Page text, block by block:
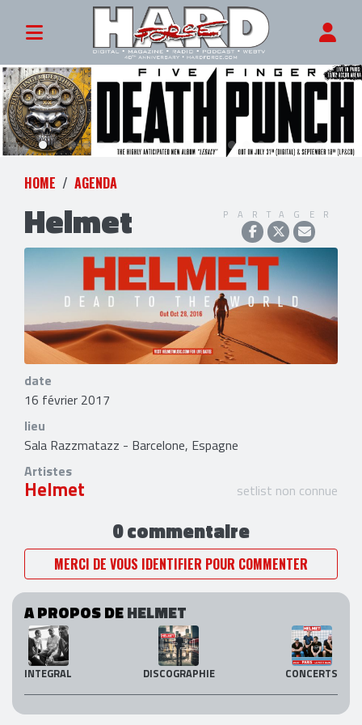
HOME AGENDA
Helmet PARTAGER
date
16 février 2017
lieu
Sala Razzmatazz - Barcelone, Espagne
Artistes
Helmet setlist non connue
0 commentaire
MERCI DE VOUS IDENTIFIER POUR COMMENTER
A PROPOS DEHELMET
INTEGRAL DISCOGRAPHIE CONCERTS